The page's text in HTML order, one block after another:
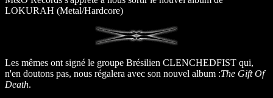
LOKURAH (Metal/Hardcore)
Les mêmes ont signé le groupe Brésilien CLENCHEDFIST qui,
n'en doutons pas, nous régalera avec son nouvel album :The Gift Of
Death.